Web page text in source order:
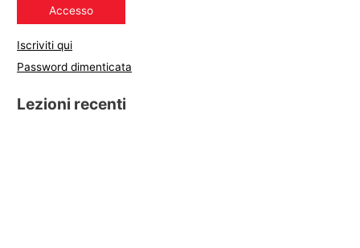
Iscriviti qui
Password dimenticata
Lezioni recenti